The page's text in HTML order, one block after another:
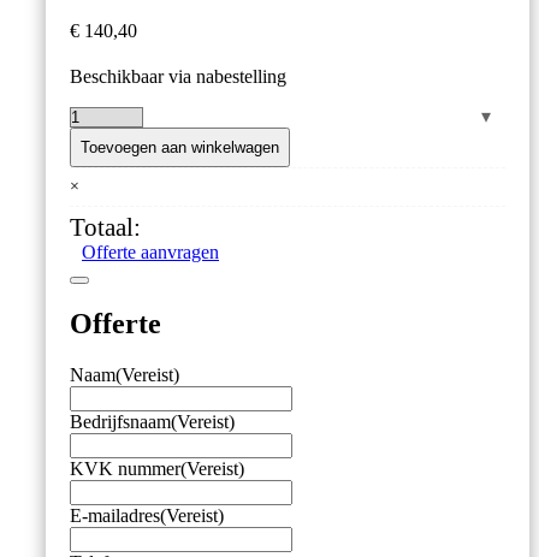
€ 140,40
Beschikbaar via nabestelling
buisveermanometer
chemie,
100
mm,
bar,
onderaansluiting
G1/2,
aantal
Toevoegen aan winkelwagen
×
Totaal:
Offerte aanvragen
Offerte
Naam(Vereist)
Bedrijfsnaam(Vereist)
KVK nummer(Vereist)
E-mailadres(Vereist)